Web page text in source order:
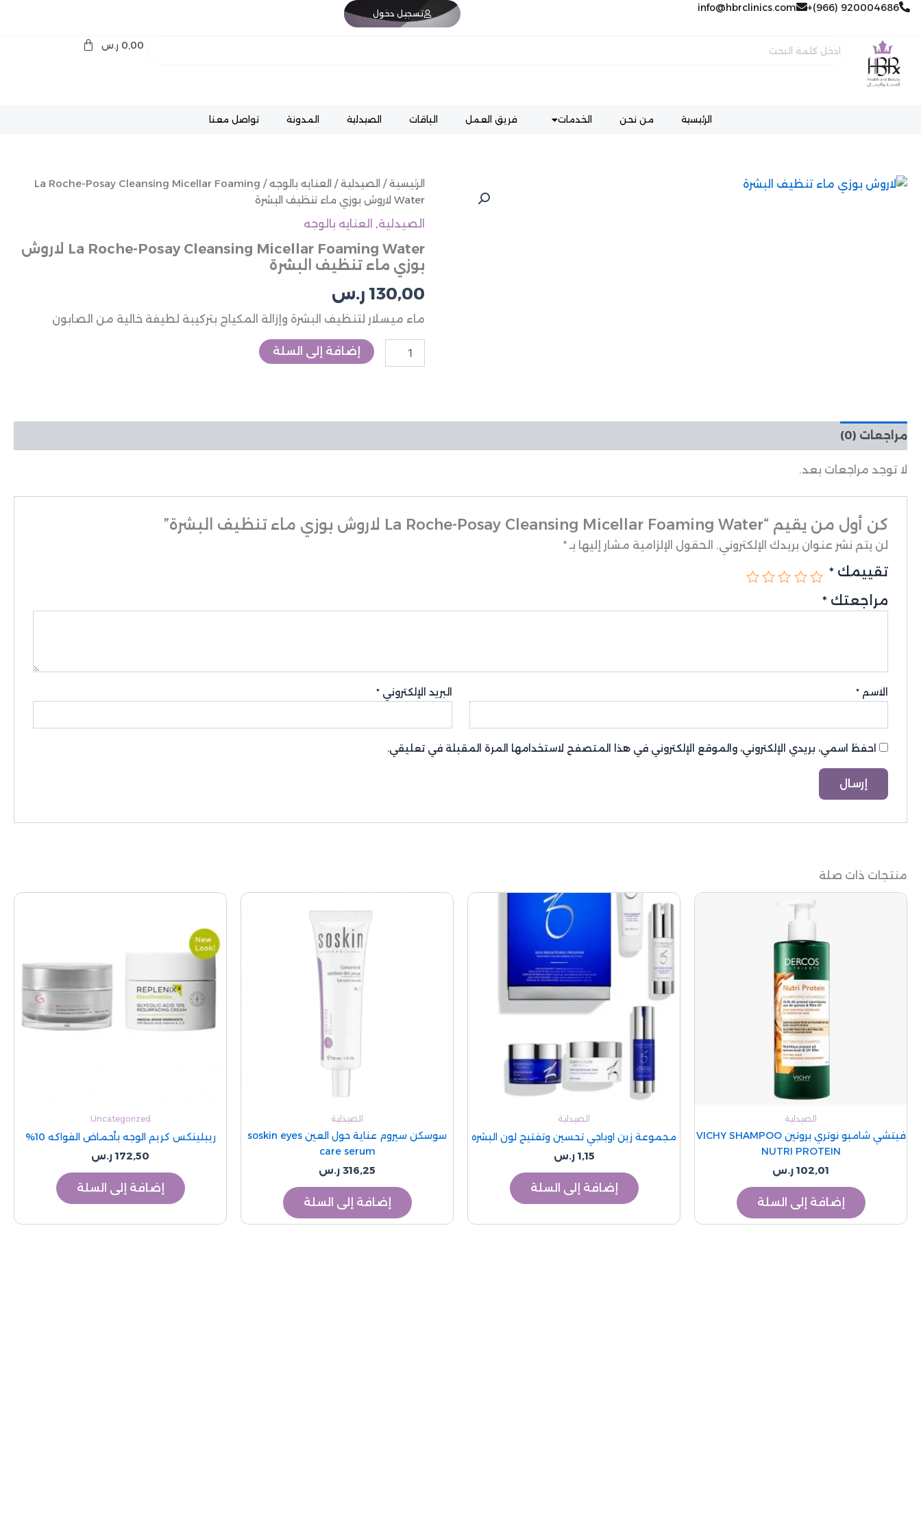
تخطي
المحتوى
920004686 (966)+
info@hbrclinics.com تسجيل دخول
0,00 ر.س
الرئيسية من نحن الخدمات فريق العمل الباقات الصيدلية المدونة تواصل معنا
الرئيسية/ الصيدلية/ العنايه بالوجه
/ La Roche-Posay Cleansing Micellar Foaming
Water لاروش بوزي ماء تنظيف البشرة
الصيدلية, العنايه بالوجه
La Roche-Posay Cleansing Micellar Foaming Water لاروش
بوزي ماء تنظيف البشرة
130,00 ر.س
ماء ميسلار لتنظيف البشرة وإزالة المكياج بتركيبة لطيفة خالية من الصابون
كمية
La
Posay
Micellar
Foaming
Water
لاروش
ماء
البشرة
إضافة إلى السلة
مراجعات (0)
لا توجد مراجعات بعد.
كن أول من يقيم “La Roche-Posay Cleansing Micellar Foaming Water لاروش بوزي ماء تنظيف البشرة”
لن يتم نشر عنوان بريدك الإلكتروني. الحقول الإلزامية مشار إليها بـ *
تقييمك *
مراجعتك *
الاسم * البريد الإلكتروني*
احفظ اسمي، بريدي الإلكتروني، والموقع الإلكتروني في هذا المتصفح لاستخدامها المرة المقبلة في تعليقي.
منتجات ذات صلة
الصيدلية
فيتشي شامبو نوتري بروتين VICHY SHAMPOO
NUTRI PROTEIN
102,01 ر.س
إضافة إلى السلة
الصيدلية
مجموعة زين اوباجي تحسين وتفتيح لون البشره
1,15 ر.س
إضافة إلى السلة
الصيدلية
سوسكن سيروم عناية حول العين soskin eyes
care serum
316,25 ر.س
إضافة إلى السلة
Uncategorized
ريبلينكس كريم الوجه بأحماض الفواكه 10%
172,50 ر.س
إضافة إلى السلة